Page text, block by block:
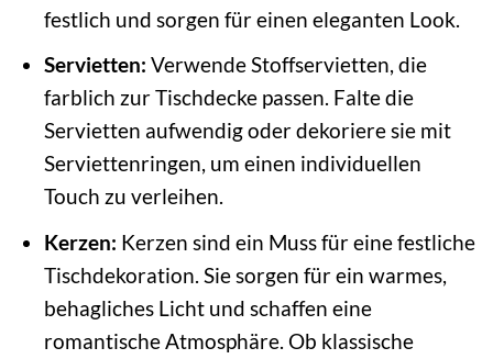
festlich und sorgen für einen eleganten Look.
Servietten: Verwende Stoffservietten, die
farblich zur Tischdecke passen. Falte die
Servietten aufwendig oder dekoriere sie mit
Serviettenringen, um einen individuellen
Touch zu verleihen.
Kerzen: Kerzen sind ein Muss für eine festliche
Tischdekoration. Sie sorgen für ein warmes,
behagliches Licht und schaffen eine
romantische Atmosphäre. Ob klassische